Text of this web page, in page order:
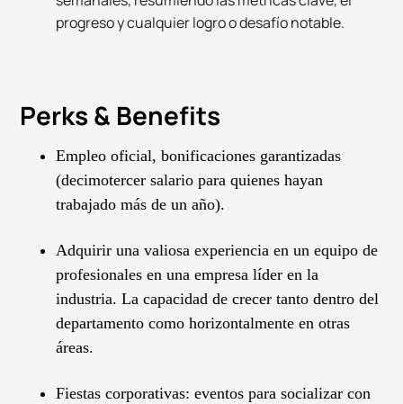
progreso y cualquier logro o desafío notable.
Perks & Benefits
Empleo oficial, bonificaciones garantizadas
(decimotercer salario para quienes hayan
trabajado más de un año).
Adquirir una valiosa experiencia en un equipo de
profesionales en una empresa líder en la
industria. La capacidad de crecer tanto dentro del
departamento como horizontalmente en otras
áreas.
Fiestas corporativas: eventos para socializar con